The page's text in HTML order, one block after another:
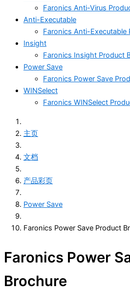
Faronics Anti-Virus
Anti-Executable
Faronics Anti-Executable
Insight
Faronics Insight Product
Power Save
Faronics Power Save
WINSelect
Faronics WINSelect
主页
文档
产品彩页
Power Save
Faronics Power Save Product
Faronics Power
Brochure